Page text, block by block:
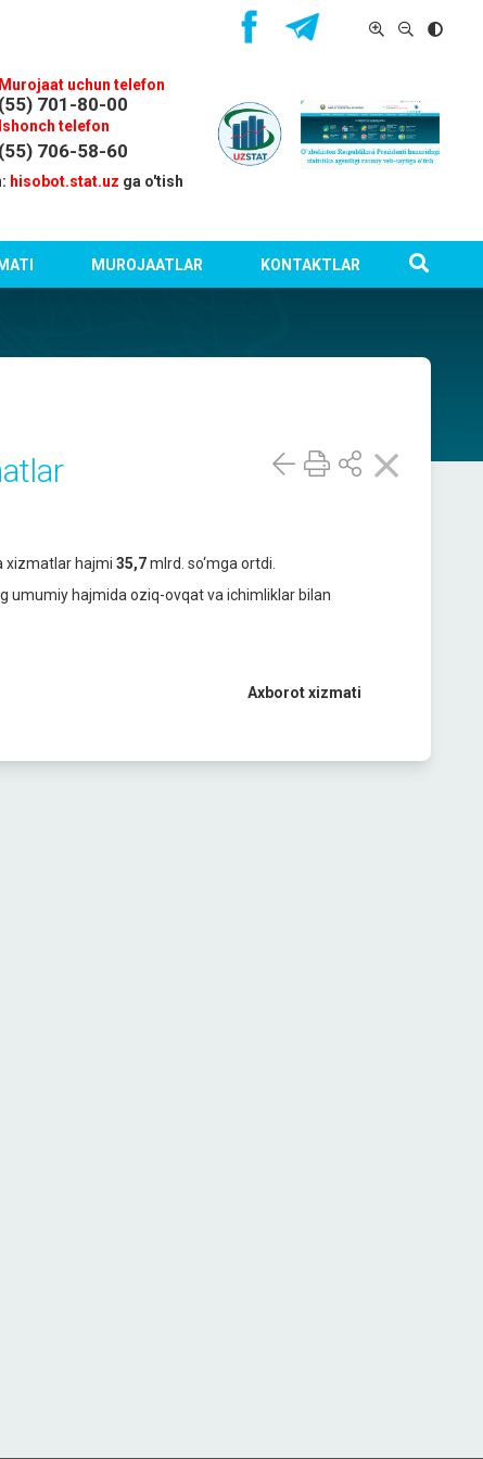
Murojaat uchun telefon
(55) 701-80-00
Ishonch telefon
(55) 706-58-60
hisobot.stat.uz ga o'tish
MUROJAATLAR KONTAKTLAR
xizmatlar hajmi 35,7mlrd. so‘mga ortdi.
umumiy hajmida oziq-ovqat va ichimliklar bilan
Axborot xizmati